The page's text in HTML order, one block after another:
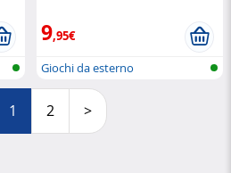
9,95€
Giochi da esterno
1 2 >